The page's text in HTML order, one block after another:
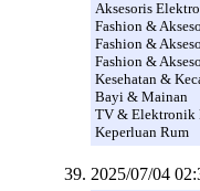
Aksesoris
Fashion &
Fashion &
Fashion &
Kesehatan &
Bayi & Mainan
TV & Elektronik
Keperluan Rum
2025/07/04